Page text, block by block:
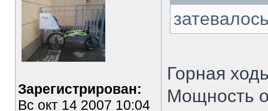
Зарегистрирован:
Вс окт 14 2007 10:04
Горная
Мощность